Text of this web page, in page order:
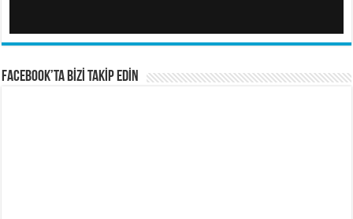
FACEBOOK’TA BİZİ TAKİP EDİN